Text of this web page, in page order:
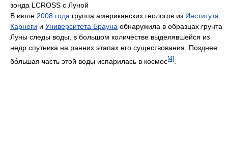
зонда LCROSS с Луной
В июле 2008 года группа американских геологов из Института
Карнеги и Университета Брауна обнаружила в образцах грунта
Луны следы воды, в большом количестве выделявшейся из
недр спутника на ранних этапах его существования. Позднее
бо́льшая часть этой воды испарилась в космос[4]